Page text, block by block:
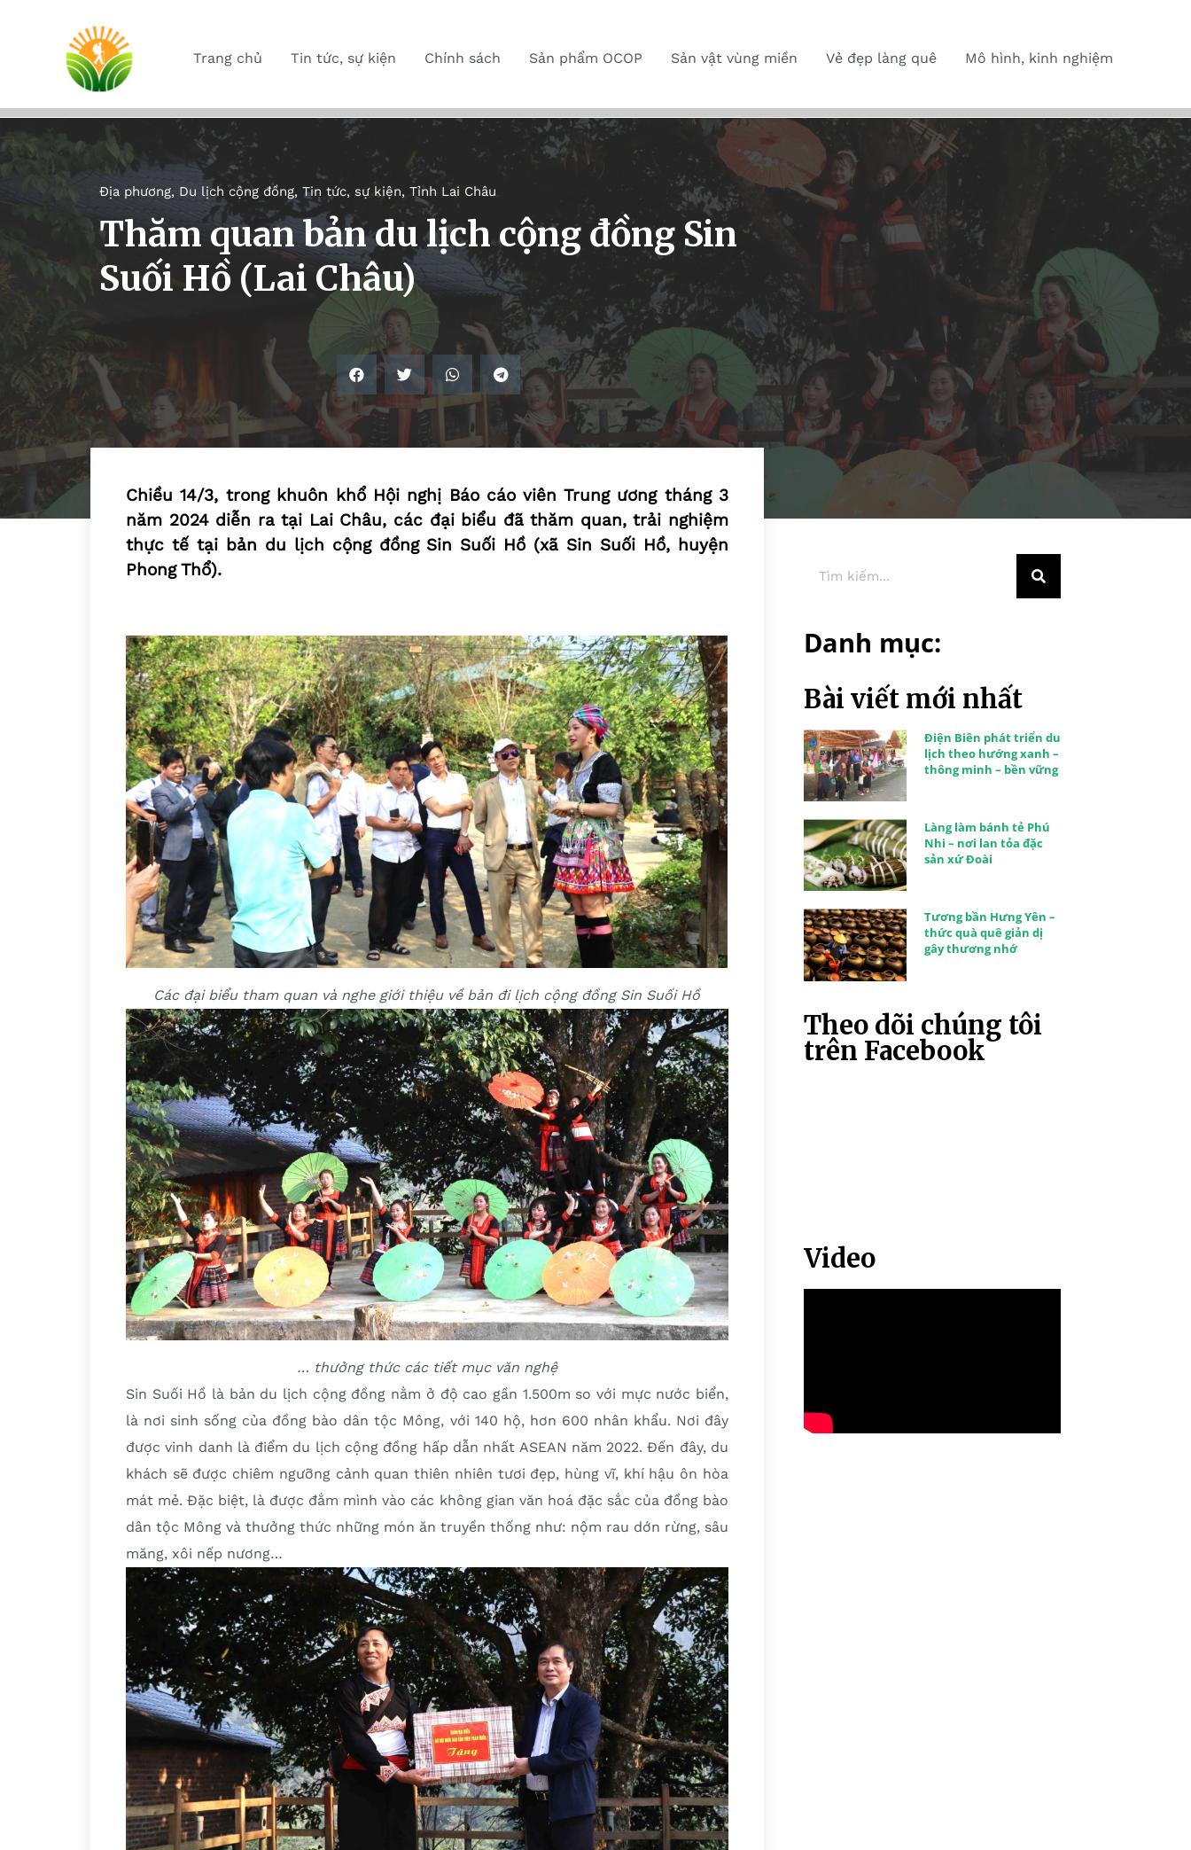
Trang chủ Tin tức, sự kiện Chính sách Sản phẩm OCOP Sản vật vùng miền Vẻ đẹp làng quê Mô hình, kinh nghiệm
Địa phương, Du lịch cộng đồng, Tin tức, sự kiện, Tỉnh Lai Châu
Thăm quan bản du lịch cộng đồng Sin
Suối Hồ (Lai Châu)
Chiều 14/3, trong khuôn khổ Hội nghị Báo cáo viên Trung ương tháng 3
năm 2024 diễn ra tại Lai Châu, các đại biểu đã thăm quan, trải nghiệm
thực tế tại bản du lịch cộng đồng Sin Suối Hồ (xã Sin Suối Hồ, huyện
Phong Thổ).
Các đại biểu tham quan và nghe giới thiệu về bản đi lịch cộng đồng Sin Suối Hồ
… thưởng thức các tiết mục văn nghệ
Sin Suối Hồ là bản du lịch cộng đồng nằm ở độ cao gần 1.500m so với mực nước biển,
là nơi sinh sống của đồng bào dân tộc Mông, với 140 hộ, hơn 600 nhân khẩu. Nơi đây
được vinh danh là điểm du lịch cộng đồng hấp dẫn nhất ASEAN năm 2022. Đến đây, du
khách sẽ được chiêm ngưỡng cảnh quan thiên nhiên tươi đẹp, hùng vĩ, khí hậu ôn hòa
mát mẻ. Đặc biệt, là được đắm mình vào các không gian văn hoá đặc sắc của đồng bào
dân tộc Mông và thưởng thức những món ăn truyền thống như: nộm rau dớn rừng, sâu
măng, xôi nếp nương…
Danh mục:
Bài viết mới nhất
Điện Biên phát triển du
lịch theo hướng xanh –
thông minh – bền vững
Làng làm bánh tẻ Phú
Nhi – nơi lan tỏa đặc
sản xứ Đoài
Tương bần Hưng Yên –
thức quà quê giản dị
gây thương nhớ
Theo dõi chúng tôi
trên Facebook
Video